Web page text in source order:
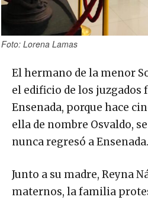
Foto: Lorena Lamas
El hermano de la menor
el edificio de los juzgados
Ensenada, porque hace
ella de nombre Osvaldo,
nunca regresó a Ensenada.
Junto a su madre, Reyna
maternos, la familia